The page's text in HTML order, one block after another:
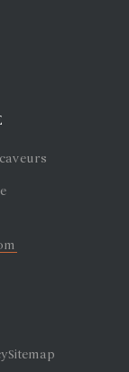
Sitemap